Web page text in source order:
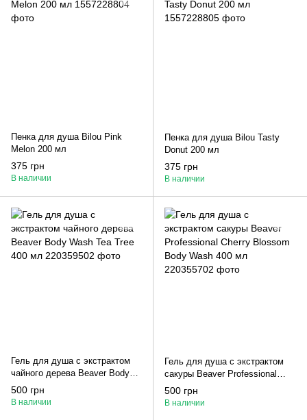
Пенка для душа Bilou Pink
Melon 200 мл
375 грн
В наличии
Пенка для душа Bilou Tasty
Donut 200 мл
375 грн
В наличии
Гель для душа с экстрактом
чайного дерева Beaver Body
Wash Tea Tree 400 мл
500 грн
В наличии
Гель для душа с экстрактом
сакуры Beaver Professional
Cherry Blossom Body Wash 400
мл
500 грн
В наличии